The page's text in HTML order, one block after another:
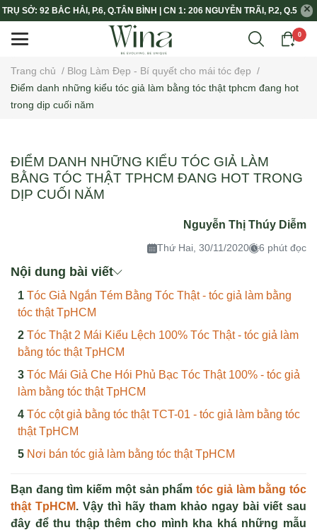
TRỤ SỞ: 92 BẮC HẢI, P.6, Q.TÂN BÌNH | CN 1: 206 NGUYỄN TRÃI, P.2, Q.5
0
Trang chủ / Blog Làm Đẹp - Bí quyết cho mái tóc đẹp /
Điểm danh những kiểu tóc giả làm bằng tóc thật tphcm đang hot
trong dịp cuối năm
ĐIỂM DANH NHỮNG KIỂU TÓC GIẢ LÀM
BẰNG TÓC THẬT TPHCM ĐANG HOT TRONG
DỊP CUỐI NĂM
Nguyễn Thị Thúy Diễm
Thứ Hai, 30/11/2020 6 phút đọc
Nội dung bài viết
Tóc Giả Ngắn Tém Bằng Tóc Thật - tóc giả làm bằng
tóc thật TpHCM
Tóc Thật 2 Mái Kiểu Lệch 100% Tóc Thật - tóc giả làm
bằng tóc thật TpHCM
Tóc Mái Giả Che Hói Phủ Bạc Tóc Thật 100% - tóc giả
làm bằng tóc thật TpHCM
Tóc cột giả bằng tóc thật TCT-01 - tóc giả làm bằng tóc
thật TpHCM
Nơi bán tóc giả làm bằng tóc thật TpHCM
Bạn đang tìm kiếm một sản phẩmtóc giả làm bằng tóc
thật TpHCM. Vậy thì hãy tham khảo ngay bài viết sau
đây để thu thập thêm cho mình kha khá những mẫu